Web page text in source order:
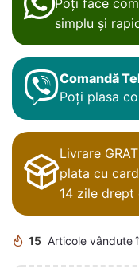
simplu și
Comandă
Poți plasa
Livrare
plata cu
14 zile drept
15 Articole vândute